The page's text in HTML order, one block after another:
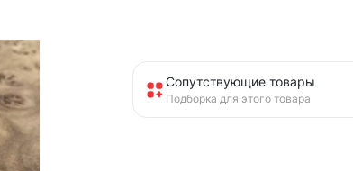
Сопутствующие товары
Подборка для этого товара